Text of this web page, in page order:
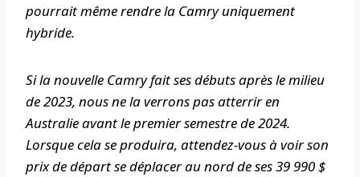
pourrait même rendre la Camry uniquement
hybride.
Si la nouvelle Camry fait ses débuts après le milieu
de 2023, nous ne la verrons pas atterrir en
Australie avant le premier semestre de 2024.
Lorsque cela se produira, attendez-vous à voir son
prix de départ se déplacer au nord de ses 39 990 $